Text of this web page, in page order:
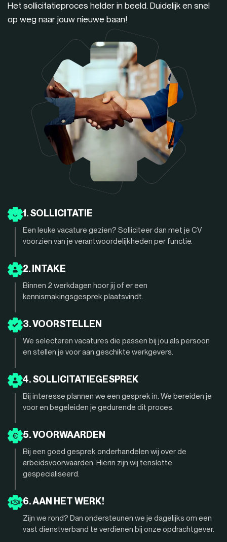
Het sollicitatieproces helder in beeld. Duidelijk en snel
op weg naar jouw nieuwe baan!
1. SOLLICITATIE
Een leuke vacature gezien? Solliciteer dan met je CV
voorzien van je verantwoordelijkheden per functie.
2. INTAKE
Binnen 2 werkdagen hoor jij of er een
kennismakingsgesprek plaatsvindt.
3. VOORSTELLEN
We selecteren vacatures die passen bij jou als persoon
en stellen je voor aan geschikte werkgevers.
4. SOLLICITATIEGESPREK
Bij interesse plannen we een gesprek in. We bereiden je
voor en begeleiden je gedurende dit proces.
5. VOORWAARDEN
Bij een goed gesprek onderhandelen wij over de
arbeidsvoorwaarden. Hierin zijn wij tenslotte
gespecialiseerd.
6. AAN HET WERK!
Zijn we rond? Dan ondersteunen we je dagelijks om een
vast dienstverband te verdienen bij onze opdrachtgever.